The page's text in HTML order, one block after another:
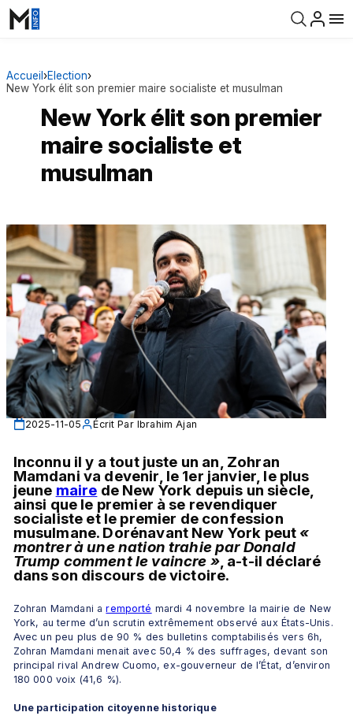
Accueil ›Election›
New York élit son premier maire socialiste et musulman
New York élit son premier
maire socialiste et
musulman
2025-11-05 Écrit Par Ibrahim Ajan
Inconnu il y a tout juste un an, Zohran
Mamdani va devenir, le 1er janvier, le plus
jeune maire de New York depuis un siècle,
ainsi que le premier à se revendiquer
socialiste et le premier de confession
musulmane. Dorénavant New York peut «
montrer à une nation trahie par Donald
Trump comment le vaincre », a-t-il déclaré
dans son discours de victoire.
Zohran Mamdani a remporté mardi 4 novembre la mairie de New
York, au terme d’un scrutin extrêmement observé aux États-Unis.
Avec un peu plus de 90 % des bulletins comptabilisés vers 6h,
Zohran Mamdani menait avec 50,4 % des suffrages, devant son
principal rival Andrew Cuomo, ex-gouverneur de l’État, d’environ
180 000 voix (41,6 %).
Une participation citoyenne historique